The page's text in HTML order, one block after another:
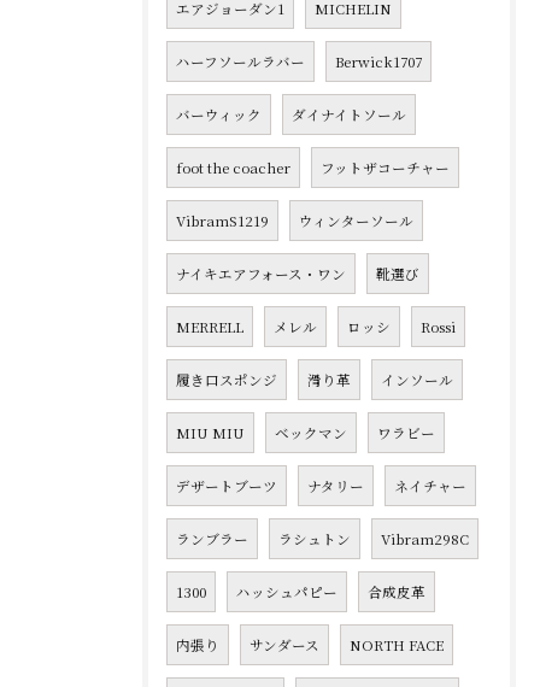
エアジョーダン1 MICHELIN
ハーフソールラバー Berwick1707
バーウィック ダイナイトソール
foot the coacher フットザコーチャー
VibramS1219 ウィンターソール
ナイキエアフォース・ワン 靴選び
MERRELL メレル ロッシ Rossi
履き口スポンジ 滑り革 インソール
MIU MIU ベックマン ワラビー
デザートブーツ ナタリー ネイチャー
ランブラー ラシュトン Vibram298C
1300 ハッシュパピー 合成皮革
内張り サンダース NORTH FACE